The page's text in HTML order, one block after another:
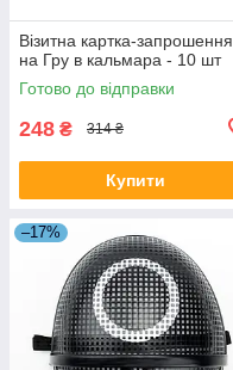
Візитна картка-запрошення
на Гру в кальмара - 10 шт
Готово до відправки
248 ₴ 314 ₴
Купити
–17%